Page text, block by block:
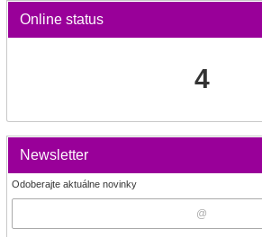
Online status
4
Newsletter
Odoberajte aktuálne novinky